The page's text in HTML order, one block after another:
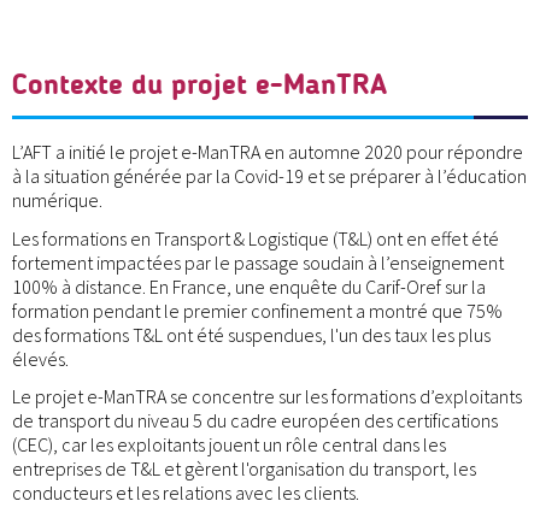
Contexte du projet e-ManTRA
L’AFT a initié le projet e-ManTRA en automne 2020 pour répondre
à la situation générée par la Covid-19 et se préparer à l’éducation
numérique.
Les formations en Transport & Logistique (T&L) ont en effet été
fortement impactées par le passage soudain à l’enseignement
100% à distance. En France, une enquête du Carif-Oref sur la
formation pendant le premier confinement a montré que 75%
des formations T&L ont été suspendues, l'un des taux les plus
élevés.
Le projet e-ManTRA se concentre sur les formations d’exploitants
de transport du niveau 5 du cadre européen des certifications
(CEC), car les exploitants jouent un rôle central dans les
entreprises de T&L et gèrent l'organisation du transport, les
conducteurs et les relations avec les clients.